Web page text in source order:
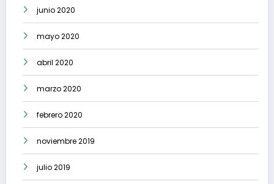
junio 2020
mayo 2020
abril 2020
marzo 2020
febrero 2020
noviembre 2019
julio 2019